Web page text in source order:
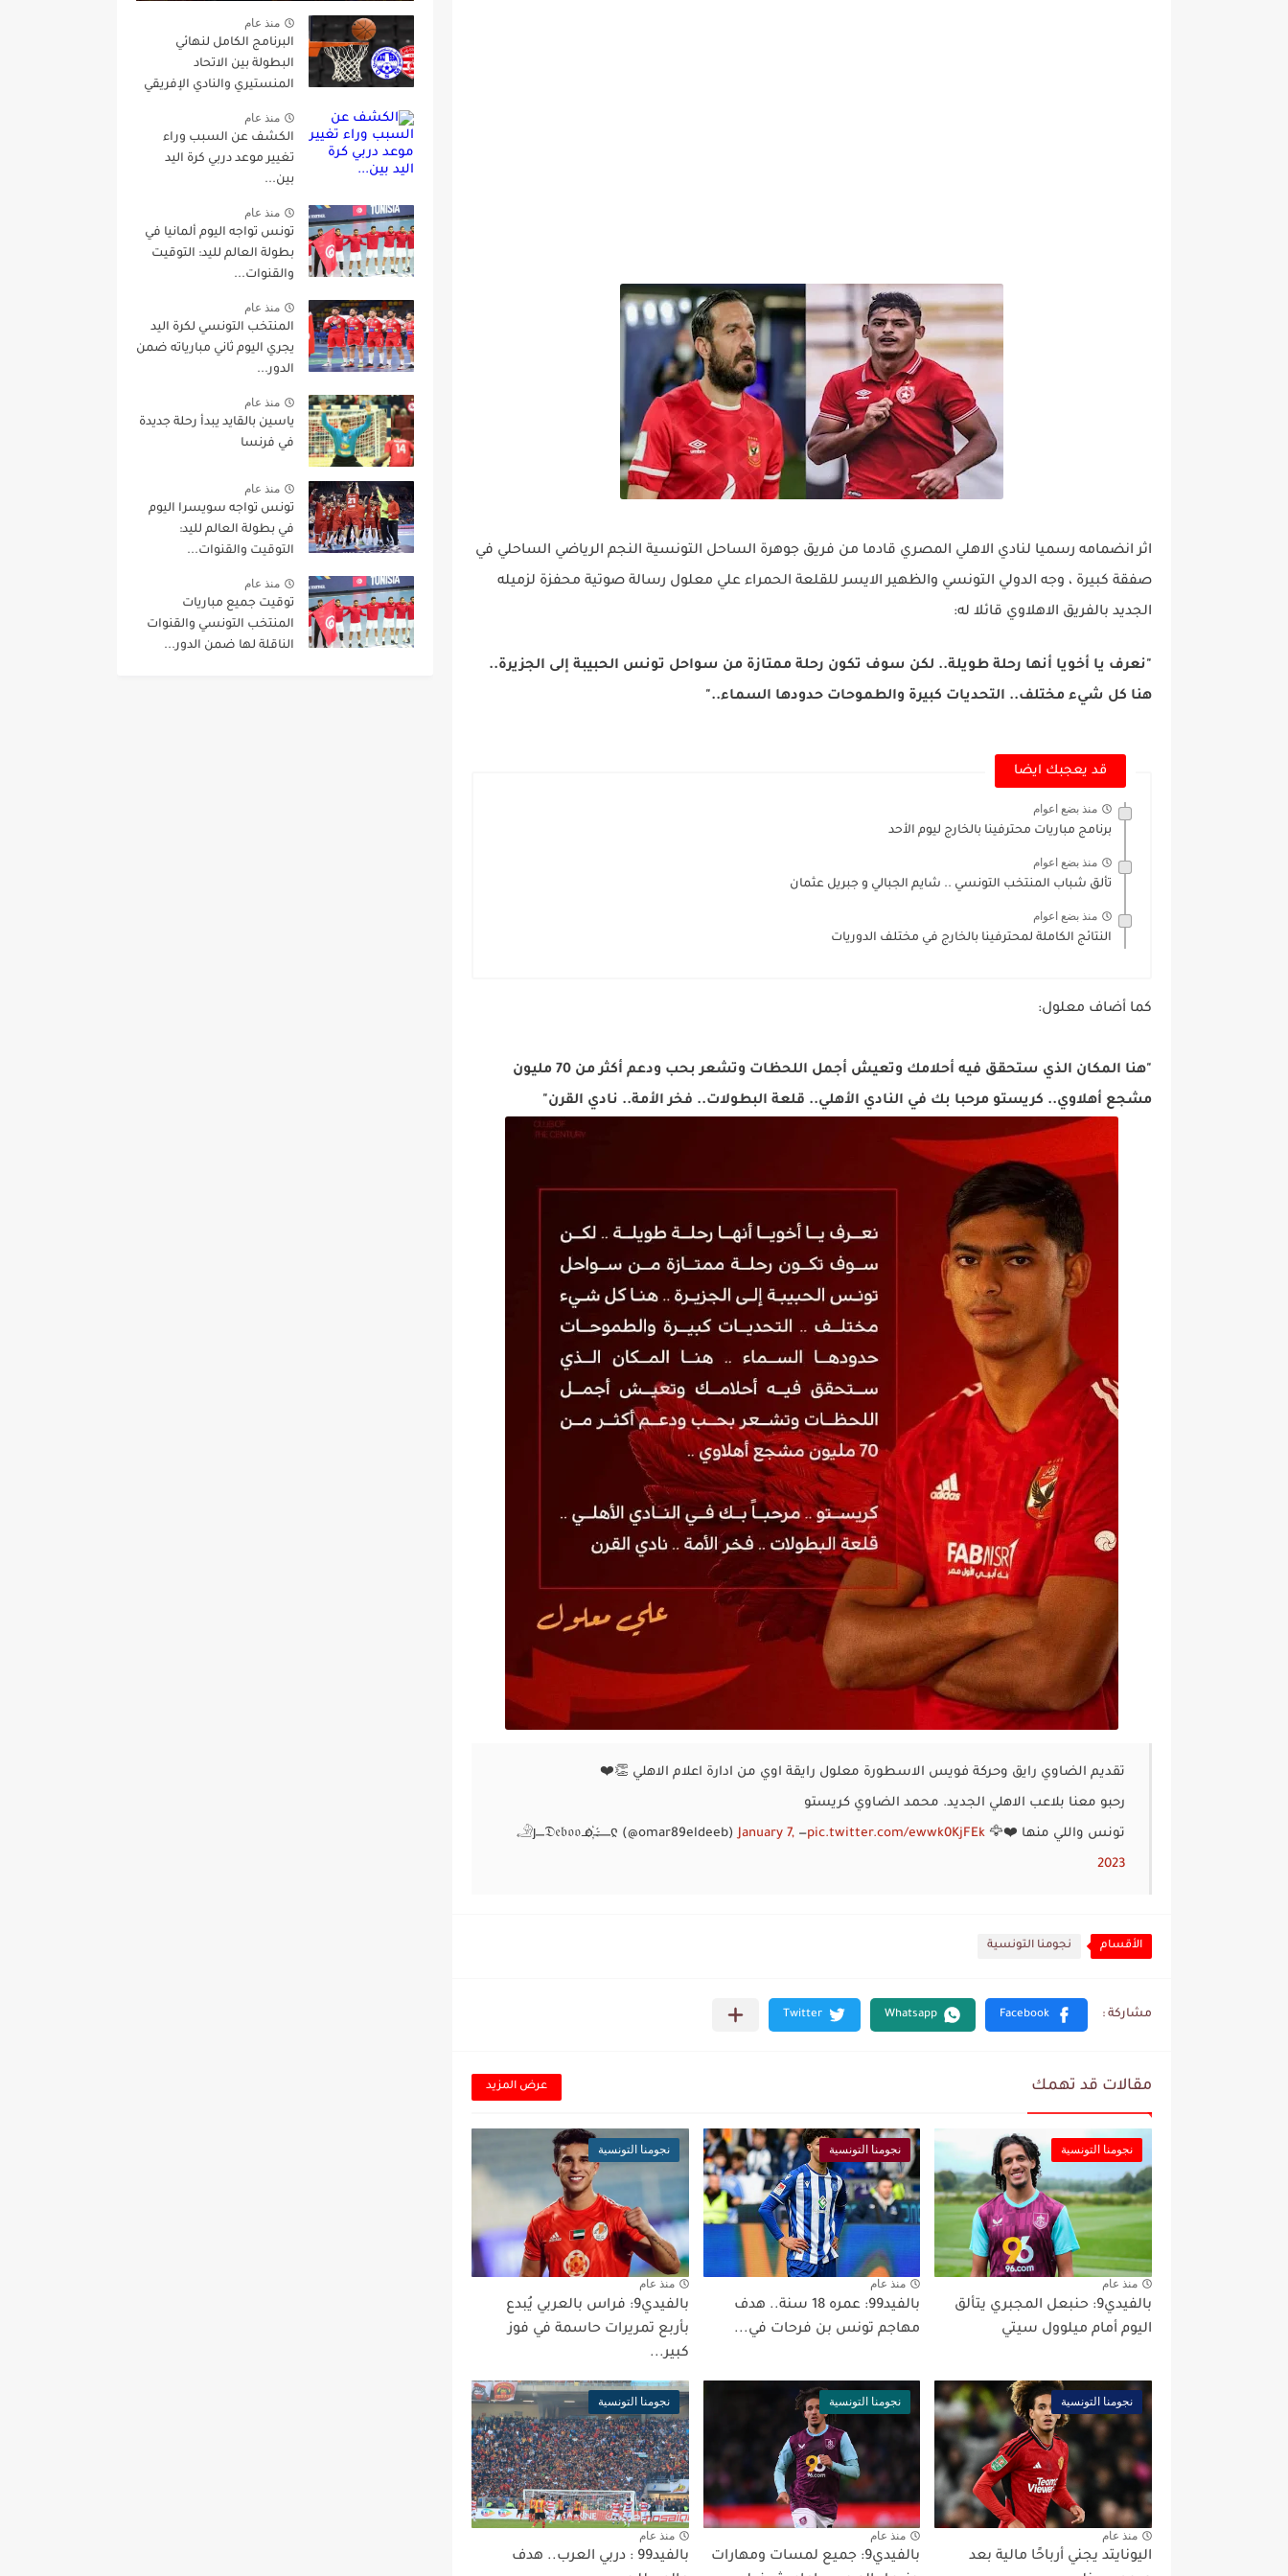
اثر انضمامه رسميا لنادي الاهلي المصري قادما من فريق جوهرة الساحل التونسية النجم الرياضي الساحلي في
صفقة كبيرة ، وجه الدولي التونسي والظهير الايسر للقلعة الحمراء علي معلول رسالة صوتية محفزة لزميله
الجديد بالفريق الاهلاوي قائلا له:
"نعرف يا أخويا أنها رحلة طويلة.. لكن سوف تكون رحلة ممتازة من سواحل تونس الحبيبة إلى الجزيرة..
هنا كل شيء مختلف.. التحديات كبيرة والطموحات حدودها السماء.."
قد يعجبك ايضا
منذ بضع اعوام
برنامج مباريات محترفينا بالخارج ليوم الأحد
منذ بضع اعوام
تألق شباب المنتخب التونسي .. شايم الجبالي و جبريل عثمان
منذ بضع اعوام
النتائج الكاملة لمحترفينا بالخارج في مختلف الدوريات
كما أضاف معلول:
"هنا المكان الذي ستحقق فيه أحلامك وتعيش أجمل اللحظات وتشعر بحب ودعم أكثر من 70 مليون
مشجع أهلاوي.. كريستو مرحبا بك في النادي الأهلي.. قلعة البطولات.. فخر الأمة.. نادي القرن"
تقديم الضاوي رايق وحركة فويس الاسطورة معلول رايقة اوي من ادارة اعلام الاهلي 👏❤️
رحبو معنا بلاعب الاهلي الجديد. محمد الضاوي كريستو
تونس واللي منها ❤️🦅 pic.twitter.com/ewwk0KjFEk
— 𓄂ȷ⎽𝔇𝔢𝔟𝔬𝔬ᓄ҉⎽⎽ჺ (@omar89eldeeb)
January 7,
2023
الأقسام نجومنا التونسية
مقالات قد تهمك عرض المزيد
نجومنا التونسية
منذ عام
بالفيدي9: حنبعل المجبري يتألق
اليوم أمام ميلوول سيتي
نجومنا التونسية
منذ عام
بالفيد99: عمره 18 سنة.. هدف
مهاجم تونس بن فرحات في...
نجومنا التونسية
منذ عام
بالفيدي9: فراس بالعربي يُبدع
بأربع تمريرات حاسمة في فوز
كبير...
نجومنا التونسية
منذ عام
اليونايتد يجني أرباحًا مالية بعد
نجومنا التونسية
منذ عام
بالفيدي9: جميع لمسات ومهارات
نجومنا التونسية
منذ عام
بالفيد99 : دربي العرب.. هدف
منذ عام
البرنامج الكامل لنهائي
البطولة بين الاتحاد
المنستيري والنادي الإفريقي
منذ عام
الكشف عن السبب وراء
تغيير موعد دربي كرة اليد
بين...
منذ عام
تونس تواجه اليوم ألمانيا في
بطولة العالم لليد: التوقيت
والقنوات...
منذ عام
المنتخب التونسي لكرة اليد
يجري اليوم ثاني مبارياته ضمن
الدور...
منذ عام
ياسين بالقايد يبدأ رحلة جديدة
في فرنسا
منذ عام
تونس تواجه سويسرا اليوم
في بطولة العالم لليد:
التوقيت والقنوات...
منذ عام
توقيت جميع مباريات
المنتخب التونسي والقنوات
الناقلة لها ضمن الدور...